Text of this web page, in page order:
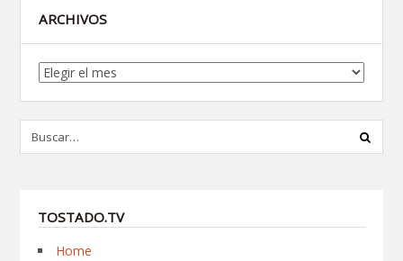
ARCHIVOS
Archivos
TOSTADO.TV
Home